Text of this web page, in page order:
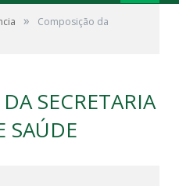
»
Composição da
SECRETARIA
SAÚDE